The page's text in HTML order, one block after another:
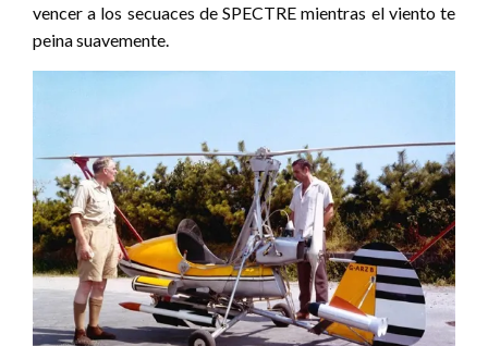
vencer a los secuaces de SPECTRE mientras el viento te
peina suavemente.